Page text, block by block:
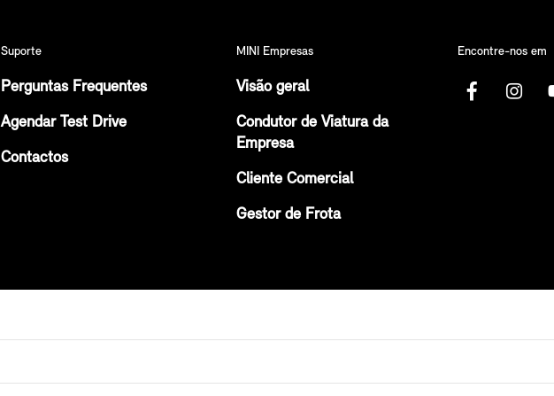
Suporte
Perguntas Frequentes
Agendar Test Drive
Contactos
MINI Empresas
Visão geral
Condutor de Viatura da
Empresa
Cliente Comercial
Gestor de Frota
Encontre-nos em